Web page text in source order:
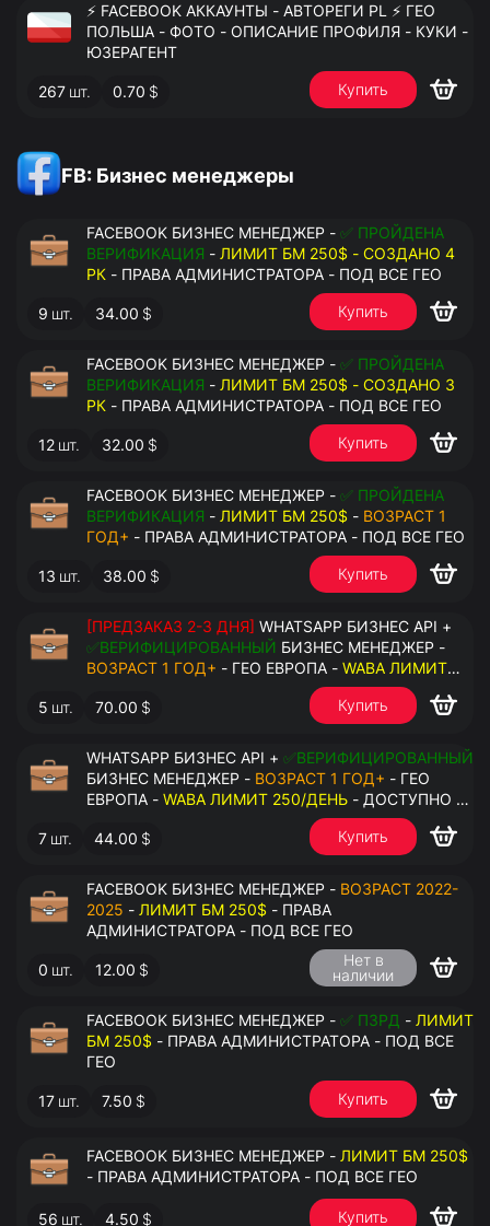
⚡️ FACEBOOK АККАУНТЫ - АВТОРЕГИ PL ⚡️ ГЕО
ПОЛЬША - ФОТО - ОПИСАНИЕ ПРОФИЛЯ - КУКИ -
ЮЗЕРАГЕНТ
267 шт. 0.70 $ Купить
FB: Бизнес менеджеры
FACEBOOK БИЗНЕС МЕНЕДЖЕР - ✅ ПРОЙДЕНА
ВЕРИФИКАЦИЯ - ЛИМИТ БМ 250$ - СОЗДАНО 4
РК - ПРАВА АДМИНИСТРАТОРА - ПОД ВСЕ ГЕО
9 шт. 34.00 $ Купить
FACEBOOK БИЗНЕС МЕНЕДЖЕР - ✅ ПРОЙДЕНА
ВЕРИФИКАЦИЯ - ЛИМИТ БМ 250$ - СОЗДАНО 3
РК - ПРАВА АДМИНИСТРАТОРА - ПОД ВСЕ ГЕО
12 шт. 32.00 $ Купить
FACEBOOK БИЗНЕС МЕНЕДЖЕР - ✅ ПРОЙДЕНА
ВЕРИФИКАЦИЯ - ЛИМИТ БМ 250$ - ВОЗРАСТ 1
ГОД+ - ПРАВА АДМИНИСТРАТОРА - ПОД ВСЕ ГЕО
13 шт. 38.00 $ Купить
[ПРЕДЗАКАЗ 2-3 ДНЯ] WHATSAPP БИЗНЕС API +
✅ВЕРИФИЦИРОВАННЫЙ БИЗНЕС МЕНЕДЖЕР -
ВОЗРАСТ 1 ГОД+ - ГЕО ЕВРОПА - WABA ЛИМИТ
- ДОСТУПНО К ПРИВЯЗКЕ ДО 20
НОМЕРОВ - ПРАВА АДМИНИСТРАТОРА
5 шт. 70.00 $ Купить
WHATSAPP БИЗНЕС API + ✅ВЕРИФИЦИРОВАННЫЙ
БИЗНЕС МЕНЕДЖЕР - ВОЗРАСТ 1 ГОД+ - ГЕО
ЕВРОПА - WABA ЛИМИТ 250/ДЕНЬ - ДОСТУПНО К
ПРИВЯЗКЕ ДО 2 НОМЕРОВ - ПРАВА
АДМИНИСТРАТОРА
7 шт. 44.00 $ Купить
FACEBOOK БИЗНЕС МЕНЕДЖЕР - ВОЗРАСТ 2022-
2025 - ЛИМИТ БМ 250$ - ПРАВА
АДМИНИСТРАТОРА - ПОД ВСЕ ГЕО
0 шт. 12.00 $
Нет в
наличии
FACEBOOK БИЗНЕС МЕНЕДЖЕР - ✅ ПЗРД - ЛИМИТ
БМ 250$ - ПРАВА АДМИНИСТРАТОРА - ПОД ВСЕ
ГЕО
17 шт. 7.50 $ Купить
FACEBOOK БИЗНЕС МЕНЕДЖЕР - ЛИМИТ БМ 250$
- ПРАВА АДМИНИСТРАТОРА - ПОД ВСЕ ГЕО
56 шт. 4.50 $ Купить